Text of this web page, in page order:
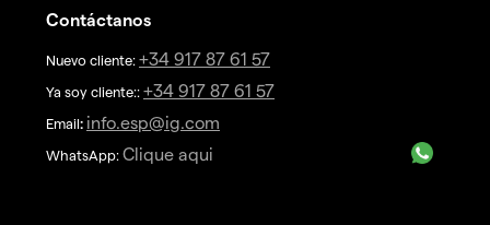
Contáctanos
Nuevo cliente: +34 917 87 61 57
Ya soy cliente:: +34 917 87 61 57
Email: info.esp@ig.com
WhatsApp: Clique aqui